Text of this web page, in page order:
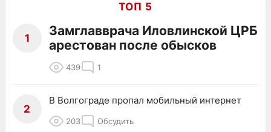
ТОП 5
1
Замглавврача Иловлинской ЦРБ
арестован после обысков
439 1
2
В Волгограде пропал мобильный интернет
203 Обсудить